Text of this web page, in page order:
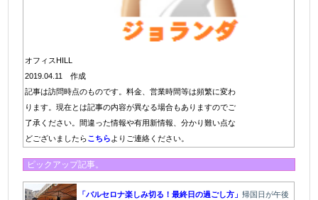
オフィスHILL
2019.04.11 作成
記事は訪問時点のものです。料金、営業時間等は頻繁に変わ
ります。現在とは記事の内容が異なる場合もありますのでご
了承ください。間違った情報や有用新情報、分かり難い点な
どございましたらこちら よりご連絡ください。
ピックアップ記事。
「バルセロナ楽しみ切る！最終日の過ごし方」帰国日が午後